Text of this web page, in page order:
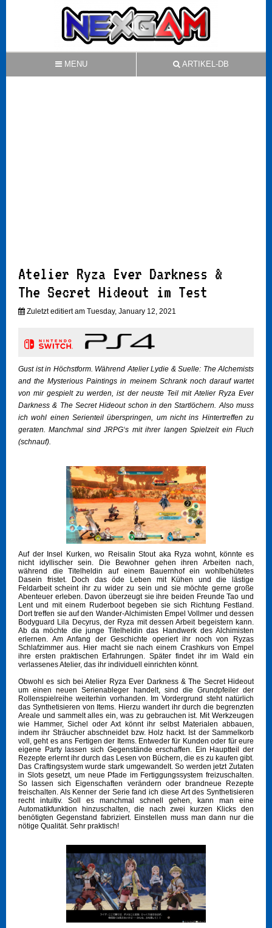
MENU ARTIKEL-DB
Atelier Ryza Ever Darkness &
The Secret Hideout im Test
Zuletzt editiert am Tuesday, January 12, 2021
Gust ist in Höchstform. Während Atelier Lydie & Suelle: The Alchemists
and the Mysterious Paintings in meinem Schrank noch darauf wartet
von mir gespielt zu werden, ist der neuste Teil mit Atelier Ryza Ever
Darkness & The Secret Hideout schon in den Startlöchern. Also muss
ich wohl einen Serienteil überspringen, um nicht ins Hintertreffen zu
geraten. Manchmal sind JRPG‘s mit ihrer langen Spielzeit ein Fluch
(schnauf).
Auf der Insel Kurken, wo Reisalin Stout aka Ryza wohnt, könnte es
nicht idyllischer sein. Die Bewohner gehen ihren Arbeiten nach,
während die Titelheldin auf einem Bauernhof ein wohlbehütetes
Dasein fristet. Doch das öde Leben mit Kühen und die lästige
Feldarbeit scheint ihr zu wider zu sein und sie möchte gerne große
Abenteuer erleben. Davon überzeugt sie ihre beiden Freunde Tao und
Lent und mit einem Ruderboot begeben sie sich Richtung Festland.
Dort treffen sie auf den Wander-Alchimisten Empel Vollmer und dessen
Bodyguard Lila Decyrus, der Ryza mit dessen Arbeit begeistern kann.
Ab da möchte die junge Titelheldin das Handwerk des Alchimisten
erlernen. Am Anfang der Geschichte operiert ihr noch von Ryzas
Schlafzimmer aus. Hier macht sie nach einem Crashkurs von Empel
ihre ersten praktischen Erfahrungen. Später findet ihr im Wald ein
verlassenes Atelier, das ihr individuell einrichten könnt.
Obwohl es sich bei Atelier Ryza Ever Darkness & The Secret Hideout
um einen neuen Serienableger handelt, sind die Grundpfeiler der
Rollenspielreihe weiterhin vorhanden. Im Vordergrund steht natürlich
das Synthetisieren von Items. Hierzu wandert ihr durch die begrenzten
Areale und sammelt alles ein, was zu gebrauchen ist. Mit Werkzeugen
wie Hammer, Sichel oder Axt könnt ihr selbst Materialen abbauen,
indem ihr Sträucher abschneidet bzw. Holz hackt. Ist der Sammelkorb
voll, geht es ans Fertigen der Items. Entweder für Kunden oder für eure
eigene Party lassen sich Gegenstände erschaffen. Ein Hauptteil der
Rezepte erlernt ihr durch das Lesen von Büchern, die es zu kaufen gibt.
Das Craftingsystem wurde stark umgewandelt. So werden jetzt Zutaten
in Slots gesetzt, um neue Pfade im Fertiggungssystem freizuschalten.
So lassen sich Eigenschaften verändern oder brandneue Rezepte
freischalten. Als Kenner der Serie fand ich diese Art des Synthetisieren
recht intuitiv. Soll es manchmal schnell gehen, kann man eine
Automatikfunktion hinzuschalten, die nach zwei kurzen Klicks den
benötigten Gegenstand fabriziert. Einstellen muss man dann nur die
nötige Qualität. Sehr praktisch!